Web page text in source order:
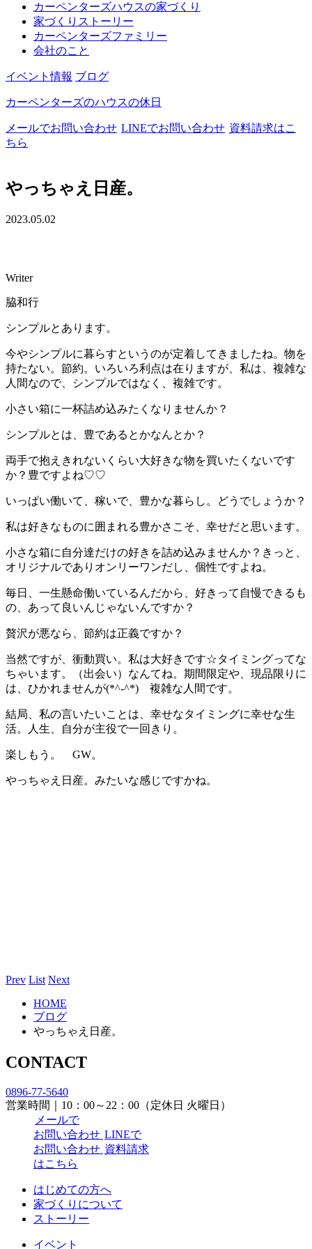
カーペンターズハウスの家づくり
家づくりストーリー
カーペンターズファミリー
会社のこと
イベント情報 ブログ
カーペンターズのハウスの休日
メールでお問い合わせ LINEでお問い合わせ 資料請求はこ
ちら
やっちゃえ日産。
2023.05.02
Writer
脇和行
シンプルとあります。
今やシンプルに暮らすというのが定着してきましたね。物を
持たない。節約。いろいろ利点は在りますが、私は、複雑な
人間なので、シンプルではなく、複雑です。
小さい箱に一杯詰め込みたくなりませんか？
シンプルとは、豊であるとかなんとか？
両手で抱えきれないくらい大好きな物を買いたくないです
か？豊ですよね♡♡
いっぱい働いて、稼いで、豊かな暮らし。どうでしょうか？
私は好きなものに囲まれる豊かさこそ、幸せだと思います。
小さな箱に自分達だけの好きを詰め込みませんか？きっと、
オリジナルでありオンリーワンだし、個性ですよね。
毎日、一生懸命働いているんだから、好きって自慢できるも
の、あって良いんじゃないんですか？
贅沢が悪なら、節約は正義ですか？
当然ですが、衝動買い。私は大好きです☆タイミングってな
ちゃいます。（出会い）なんてね。期間限定や、現品限りに
は、ひかれませんが(*^-^*) 複雑な人間です。
結局、私の言いたいことは、幸せなタイミングに幸せな生
活。人生、自分が主役で一回きり。
楽しもう。 GW。
やっちゃえ日産。みたいな感じですかね。
Prev List Next
HOME
ブログ
やっちゃえ日産。
CONTACT
0896-77-5640
営業時間｜10：00～22：00（定休日 火曜日）
メールで
お問い合わせ LINEで
お問い合わせ 資料請求
はこちら
はじめての方へ
家づくりについて
ストーリー
イベント